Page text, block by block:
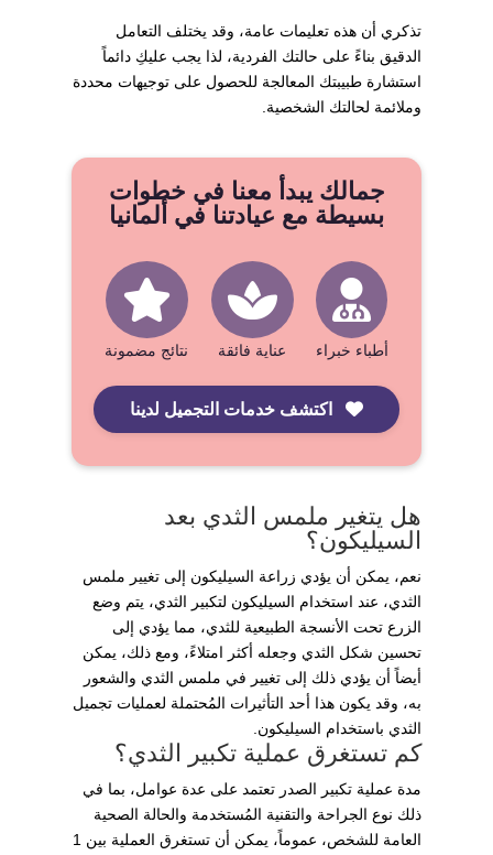
تذكري أن هذه تعليمات عامة، وقد يختلف التعامل
الدقيق بناءً على حالتك الفردية، لذا يجب عليكِ دائماً
استشارة طبيبتك المعالجة للحصول على توجيهات محددة
وملائمة لحالتك الشخصية.
جمالك يبدأ معنا في خطوات
بسيطة مع عيادتنا في ألمانيا
أطباء خبراء عناية فائقة نتائج مضمونة
اكتشف خدمات التجميل لدينا
هل يتغير ملمس الثدي بعد
السيليكون؟
نعم، يمكن أن يؤدي زراعة السيليكون إلى تغيير ملمس
الثدي، عند استخدام السيليكون لتكبير الثدي، يتم وضع
الزرع تحت الأنسجة الطبيعية للثدي، مما يؤدي إلى
تحسين شكل الثدي وجعله أكثر امتلاءً، ومع ذلك، يمكن
أيضاً أن يؤدي ذلك إلى تغيير في ملمس الثدي والشعور
به، وقد يكون هذا أحد التأثيرات المُحتملة لعمليات تجميل
الثدي باستخدام السيليكون.
كم تستغرق عملية تكبير الثدي؟
مدة عملية تكبير الصدر تعتمد على عدة عوامل، بما في
ذلك نوع الجراحة والتقنية المُستخدمة والحالة الصحية
العامة للشخص، عموماً، يمكن أن تستغرق العملية بين 1